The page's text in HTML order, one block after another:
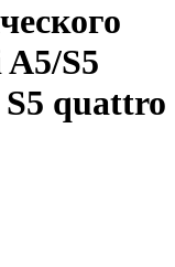
S5
quattro